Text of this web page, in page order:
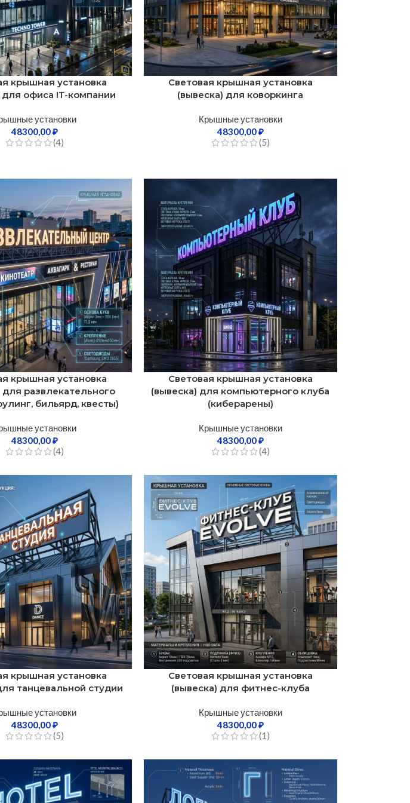
крышная установка
для офиса IT-компании
установки
48300,00₽
(4)
Световая крышная установка
(вывеска) для коворкинга
Крышные установки
48300,00₽
(5)
крышная установка
для развлекательного
бильярд, квесты)
установки
48300,00₽
(4)
Световая крышная установка
(вывеска) для компьютерного клуба
(киберарены)
Крышные установки
48300,00₽
(4)
крышная установка
танцевальной студии
установки
48300,00₽
(5)
Световая крышная установка
(вывеска) для фитнес-клуба
Крышные установки
48300,00₽
(1)